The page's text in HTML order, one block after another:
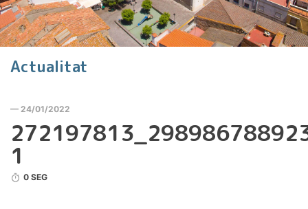
Actualitat
— 24/01/2022
1
0 SEG